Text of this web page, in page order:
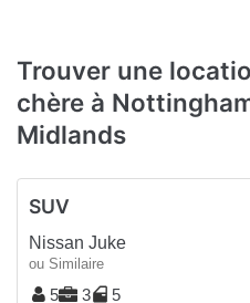
Trouver une
chère à
Midlands
SUV
Nissan Juke
ou Similaire
5 3 5